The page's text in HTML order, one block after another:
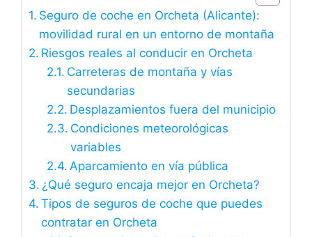
Seguro de coche en Orcheta (Alicante):
movilidad rural en un entorno de montaña
Riesgos reales al conducir en Orcheta
Carreteras de montaña y vías
secundarias
Desplazamientos fuera del municipio
Condiciones meteorológicas
variables
Aparcamiento en vía pública
¿Qué seguro encaja mejor en Orcheta?
Tipos de seguros de coche que puedes
contratar en Orcheta